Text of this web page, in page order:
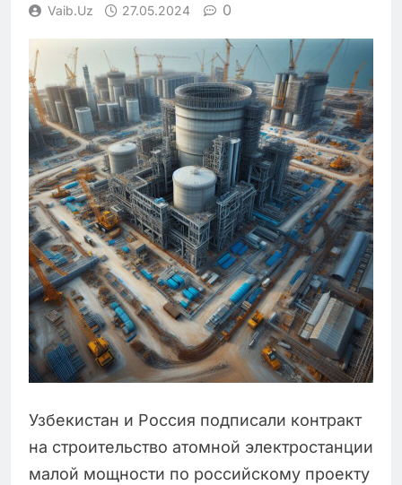
Vaib.uz 27.05.2024 0
Узбекистан и Россия подписали контракт
на строительство атомной электростанции
малой мощности по российскому проекту